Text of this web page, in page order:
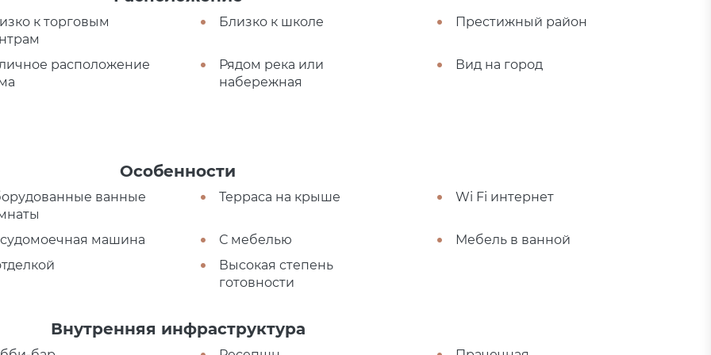
к торговым
Близко к школе Престижный район
расположение
Рядом река или
набережная
Вид на город
Особенности
ванные
Терраса на крыше Wi Fi интернет
машина С мебелью
Мебель в ванной
Высокая степень
готовности
Внутренняя инфраструктура